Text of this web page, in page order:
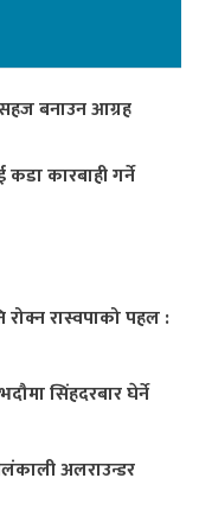
बनाउन आग्रह
कारबाही गर्ने
रोक्न रास्वपाको पहल :
सिंहदरबार घेर्ने
अलराउन्डर